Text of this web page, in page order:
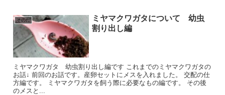
そのた
ミヤマクワガタについて 幼虫
割り出し編
ミヤマクワガタ 幼虫割り出し編です これまでのミヤマクワガタの
お話↓ 前回のお話です。産卵セットにメスを入れました。 交配の仕
方編です。 ミヤマクワガタを飼う際に必要なもの編です。 その後
のメスと...